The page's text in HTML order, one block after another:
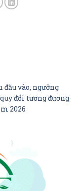
đầu vào, ngưỡng
đổi tương đương
2026